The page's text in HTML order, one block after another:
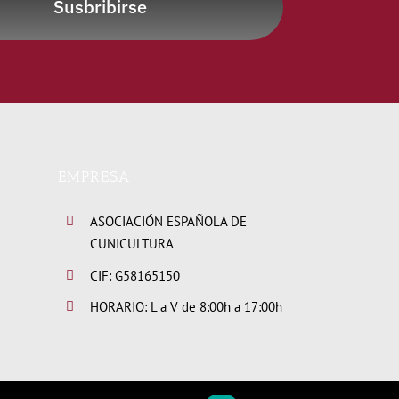
Susbribirse
ASOCIACIÓN ESPAÑOLA DE
CUNICULTURA
CIF: G58165150
HORARIO: L a V de 8:00h a 17:00h